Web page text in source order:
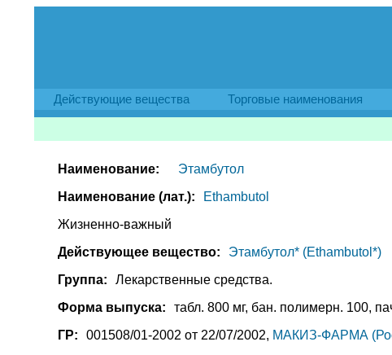
Действующие вещества Торговые наименования
Наименование:
Этамбутол
Наименование (лат.):
Ethambutol
Жизненно-важный
Действующее вещество:
Этамбутол* (Ethambutol*)
Группа:
Лекарственные средства.
Форма выпуска:
табл. 800 мг, бан. полимерн. 100,
ГР:
001508/01-2002 от 22/07/2002, МАКИЗ-ФАРМА